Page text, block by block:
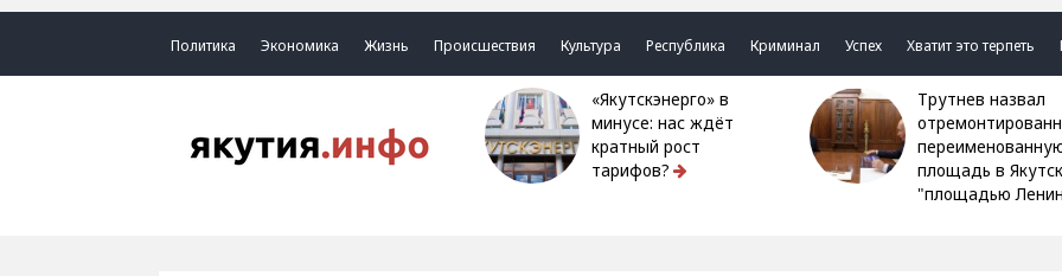
Политика Экономика Жизнь Происшествия Культура Республика Криминал Успех Хватит это терпеть
«Якутскэнерго» в
минусе: нас ждёт
кратный рост
тарифов?
Трутнев назвал
площадь в
"площадью